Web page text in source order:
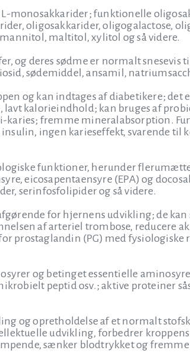
monosakkarider; funktionelle
oligosakkarider, oligogalactose,
maltitol, xylitol og så videre.
og deres sødme er normalt snesevis
sødemiddel, ansamil,
og kan indtages af diabetikere; det
lavt kalorieindhold; kan bruges af
karies; fremme mineralabsorption.
ingen karieseffekt, svarende til
funktioner, herunder
eicosapentaensyre (EPA) og
serinfosfolipider og så videre.
for hjernens udvikling; de
af arteriel trombose, reducere
prostaglandin (PG) med
og betinget essentielle
peptid osv.; aktive proteiner
og opretholdelse af et normalt
udvikling, forbedrer
sænker blodtrykket og